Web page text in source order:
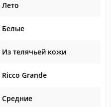
Лето
Белые
Из телячьей кожи
Ricco Grande
Средние